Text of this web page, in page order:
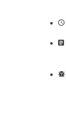
số lượng